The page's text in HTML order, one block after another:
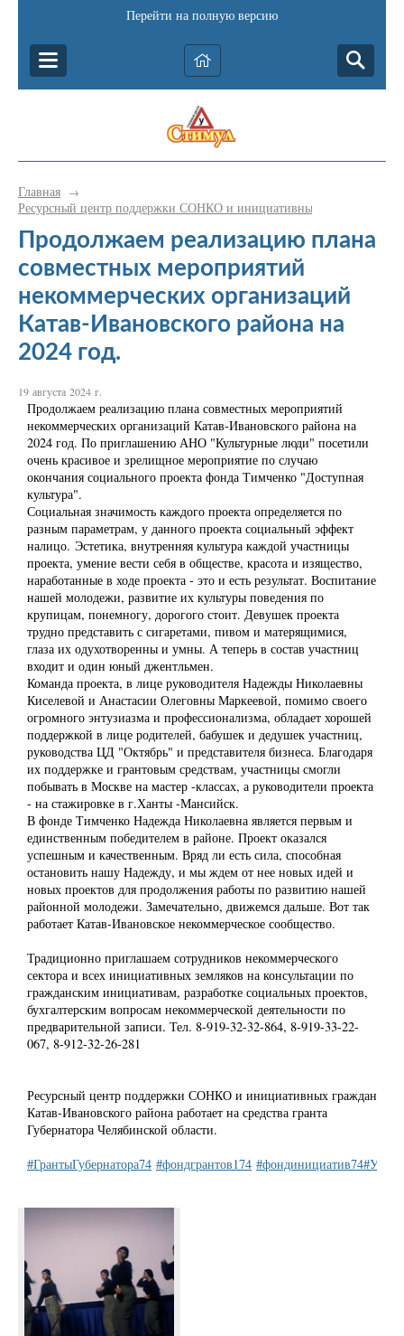
Перейти на полную версию
Главная →
Ресурсный центр поддержки СОНКО и инициативных граждан
Продолжаем реализацию плана
совместных мероприятий
некоммерческих организаций
Катав-Ивановского района на
2024 год.
19 августа 2024 г.
Продолжаем реализацию плана совместных мероприятий
некоммерческих организаций Катав-Ивановского района на
2024 год. По приглашению АНО "Культурные люди" посетили
очень красивое и зрелищное мероприятие по случаю
окончания социального проекта фонда Тимченко "Доступная
культура".
Социальная значимость каждого проекта определяется по
разным параметрам, у данного проекта социальный эффект
налицо. Эстетика, внутренняя культура каждой участницы
проекта, умение вести себя в обществе, красота и изящество,
наработанные в ходе проекта - это и есть результат. Воспитание
нашей молодежи, развитие их культуры поведения по
крупицам, понемногу, дорогого стоит. Девушек проекта
трудно представить с сигаретами, пивом и матерящимися,
глаза их одухотворенны и умны. А теперь в состав участниц
входит и один юный джентльмен.
Команда проекта, в лице руководителя Надежды Николаевны
Киселевой и Анастасии Олеговны Маркеевой, помимо своего
огромного энтузиазма и профессионализма, обладает хорошей
поддержкой в лице родителей, бабушек и дедушек участниц,
руководства ЦД "Октябрь" и представителя бизнеса. Благодаря
их поддержке и грантовым средствам, участницы смогли
побывать в Москве на мастер -классах, а руководители проекта
- на стажировке в г.Ханты -Мансийск.
В фонде Тимченко Надежда Николаевна является первым и
единственным победителем в районе. Проект оказался
успешным и качественным. Вряд ли есть сила, способная
остановить нашу Надежду, и мы ждем от нее новых идей и
новых проектов для продолжения работы по развитию нашей
районной молодежи. Замечательно, движемся дальше. Вот так
работает Катав-Ивановское некоммерческое сообщество.
Традиционно приглашаем сотрудников некоммерческого
сектора и всех инициативных земляков на консультации по
гражданским инициативам, разработке социальных проектов,
бухгалтерским вопросам некоммерческой деятельности по
предварительной записи. Тел. 8-919-32-32-864, 8-919-33-22-
067, 8-912-32-26-281
Ресурсный центр поддержки СОНКО и инициативных граждан
Катав-Ивановского района работает на средства гранта
Губернатора Челябинской области.
#ГрантыГубернатора74 #фондгрантов174 #фондинициатив74